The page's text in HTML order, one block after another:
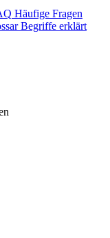
Häufige Fragen
Begriffe erklärt